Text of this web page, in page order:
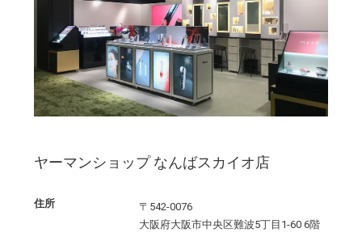
ヤーマンショップ なんばスカイオ店
住所
〒542-0076
大阪府大阪市中央区難波5丁目1-60 6階